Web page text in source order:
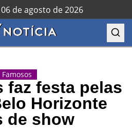
de agosto de 2026
Famosos
faz festa pelas
Horizonte
de show